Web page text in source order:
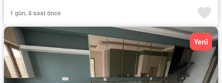
1 gün, 8 saat önce
Yeni̇